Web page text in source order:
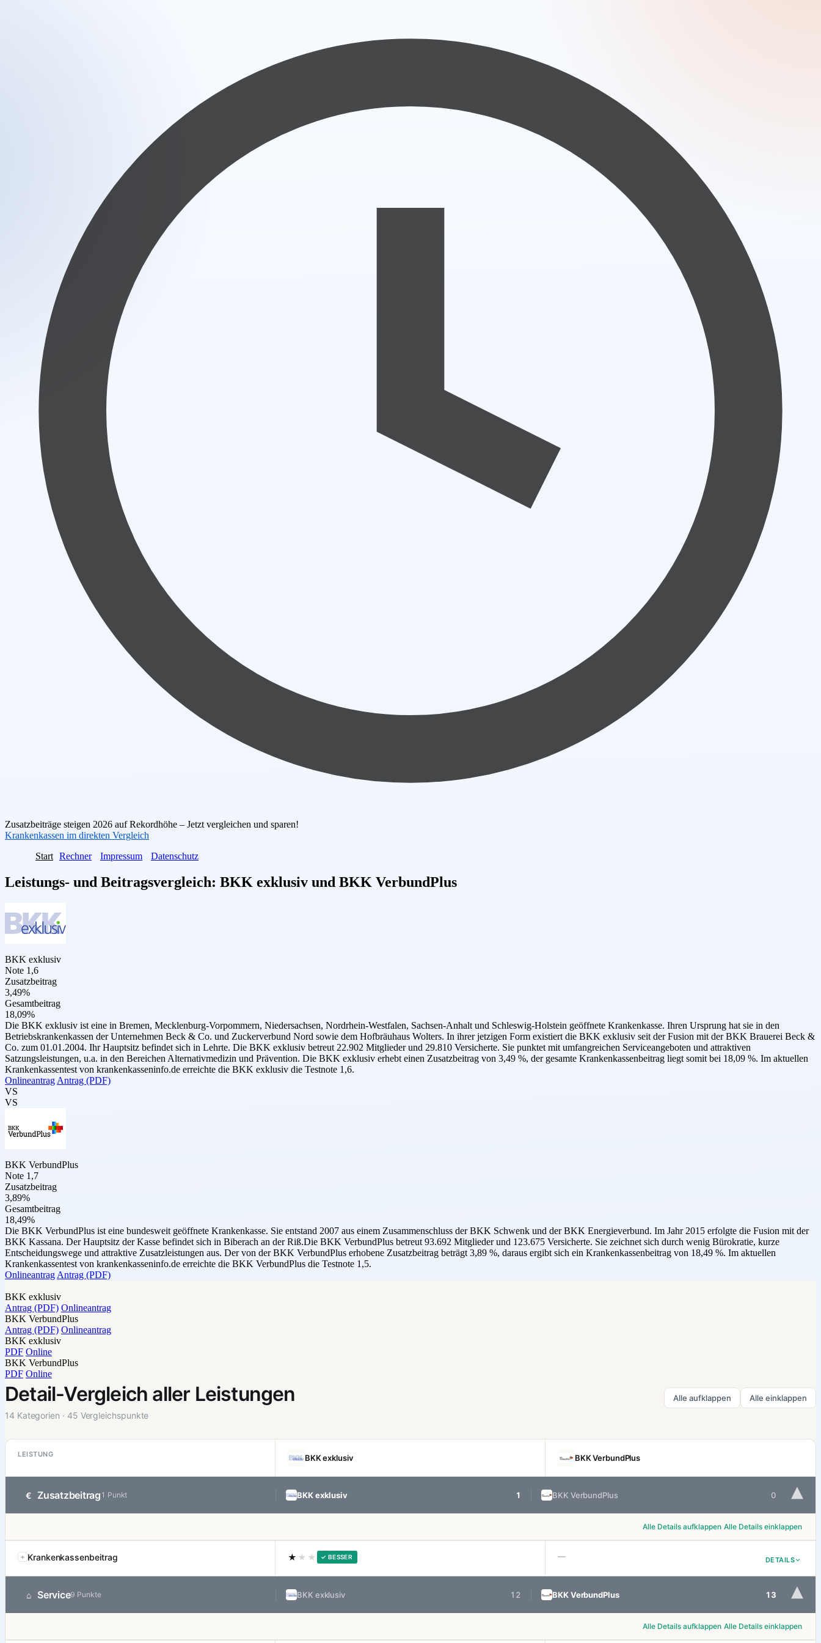
Zusatzbeiträge steigen 2026 auf Rekordhöhe – Jetzt vergleichen und sparen!
Krankenkassen im direkten Vergleich
Start Rechner Impressum Datenschutz
Leistungs- und Beitragsvergleich: BKK exklusiv und BKK VerbundPlus
BKK exklusiv
Note 1,6
Zusatzbeitrag
3,49%
Gesamtbeitrag
18,09%
Die BKK exklusiv ist eine in Bremen, Mecklenburg-Vorpommern, Niedersachsen, Nordrhein-Westfalen, Sachsen-Anhalt und Schleswig-Holstein geöffnete Krankenkasse. Ihren Ursprung hat sie in den
Betriebskrankenkassen der Unternehmen Beck & Co. und Zuckerverbund Nord sowie dem Hofbräuhaus Wolters. In ihrer jetzigen Form existiert die BKK exklusiv seit der Fusion mit der BKK Brauerei Beck &
Co. zum 01.01.2004. Ihr Hauptsitz befindet sich in Lehrte. Die BKK exklusiv betreut 22.902 Mitglieder und 29.810 Versicherte. Sie punktet mit umfangreichen Serviceangeboten und attraktiven
Satzungsleistungen, u.a. in den Bereichen Alternativmedizin und Prävention. Die BKK exklusiv erhebt einen Zusatzbeitrag von 3,49 %, der gesamte Krankenkassenbeitrag liegt somit bei 18,09 %. Im aktuellen
Krankenkassentest von krankenkasseninfo.de erreichte die BKK exklusiv die Testnote 1,6.
Onlineantrag Antrag (PDF)
VS
VS
BKK VerbundPlus
Note 1,7
Zusatzbeitrag
3,89%
Gesamtbeitrag
18,49%
Die BKK VerbundPlus ist eine bundesweit geöffnete Krankenkasse. Sie entstand 2007 aus einem Zusammenschluss der BKK Schwenk und der BKK Energieverbund. Im Jahr 2015 erfolgte die Fusion mit der
BKK Kassana. Der Hauptsitz der Kasse befindet sich in Biberach an der Riß.Die BKK VerbundPlus betreut 93.692 Mitglieder und 123.675 Versicherte. Sie zeichnet sich durch wenig Bürokratie, kurze
Entscheidungswege und attraktive Zusatzleistungen aus. Der von der BKK VerbundPlus erhobene Zusatzbeitrag beträgt 3,89 %, daraus ergibt sich ein Krankenkassenbeitrag von 18,49 %. Im aktuellen
Krankenkassentest von krankenkasseninfo.de erreichte die BKK VerbundPlus die Testnote 1,5.
Onlineantrag Antrag (PDF)
BKK exklusiv
Antrag (PDF) Onlineantrag
BKK VerbundPlus
Antrag (PDF) Onlineantrag
BKK exklusiv
PDF Online
BKK VerbundPlus
PDF Online
Detail-Vergleich aller Leistungen
14 Kategorien · 45 Vergleichspunkte
Alle aufklappen Alle einklappen
LEISTUNG BKK exklusiv BKK VerbundPlus
€ Zusatzbeitrag 1 Punkt BKK exklusiv 1 BKK VerbundPlus 0 ▾
Alle Details aufklappen Alle Details einklappen
DETAILS
Krankenkassenbeitrag ★ ★★ ✓ BESSER —
⌂ Service9 Punkte BKK exklusiv 12 BKK VerbundPlus 13 ▾
Alle Details aufklappen Alle Details einklappen